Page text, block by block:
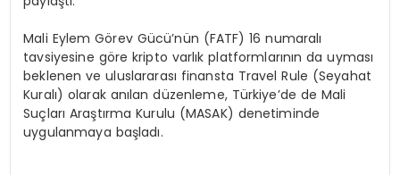
Mali Eylem Görev Gücü’nün (FATF) 16 numaralı
tavsiyesine göre kripto varlık platformlarının da uyması
beklenen ve uluslararası finansta Travel Rule (Seyahat
Kuralı) olarak anılan düzenleme, Türkiye’de de Mali
Suçları Araştırma Kurulu (MASAK) denetiminde
uygulanmaya başladı.